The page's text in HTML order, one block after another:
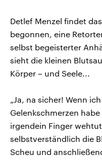
Detlef Menzel findet
begonnen, eine
selbst begeisterter
sieht die kleinen
Körper – und Seele...
„Ja, na sicher! Wenn
Gelenkschmerzen
irgendein Finger
selbstverständlich die
Scheu und